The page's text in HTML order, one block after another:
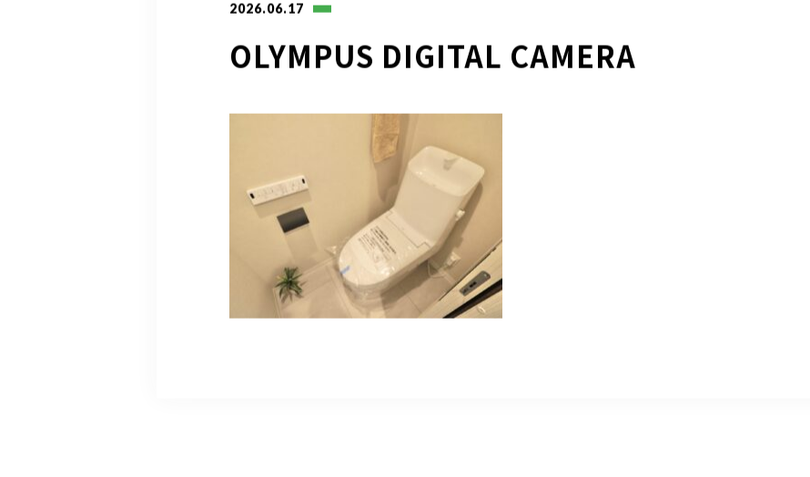
2026.06.17
OLYMPUS DIGITAL CAMERA